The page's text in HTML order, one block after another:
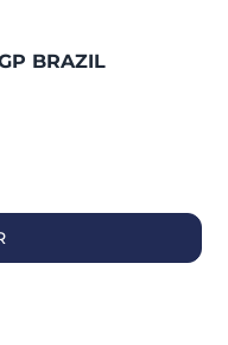
BRAZIL